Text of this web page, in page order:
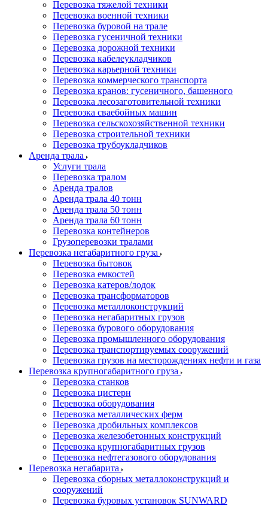
Перевозка тяжелой техники
Перевозка военной техники
Перевозка буровой на трале
Перевозка гусеничной техники
Перевозка дорожной техники
Перевозка кабелеукладчиков
Перевозка карьерной техники
Перевозка коммерческого транспорта
Перевозка кранов: гусеничного, башенного
Перевозка лесозаготовительной техники
Перевозка сваебойных машин
Перевозка сельскохозяйственной техники
Перевозка строительной техники
Перевозка трубоукладчиков
Аренда трала
Услуги трала
Перевозка тралом
Аренда тралов
Аренда трала 40 тонн
Аренда трала 50 тонн
Аренда трала 60 тонн
Перевозка контейнеров
Грузоперевозки тралами
Перевозка негабаритного груза
Перевозка бытовок
Перевозка емкостей
Перевозка катеров/лодок
Перевозка трансформаторов
Перевозка металлоконструкций
Перевозка негабаритных грузов
Перевозка бурового оборудования
Перевозка промышленного оборудования
Перевозка транспортируемых сооружений
Перевозка грузов на месторождениях нефти и газа
Перевозка крупногабаритного груза
Перевозка станков
Перевозка цистерн
Перевозка оборудования
Перевозка металлических ферм
Перевозка дробильных комплексов
Перевозка железобетонных конструкций
Перевозка крупногабаритных грузов
Перевозка нефтегазового оборудования
Перевозка негабарита
Перевозка сборных металлоконструкций и
сооружений
Перевозка буровых установок SUNWARD